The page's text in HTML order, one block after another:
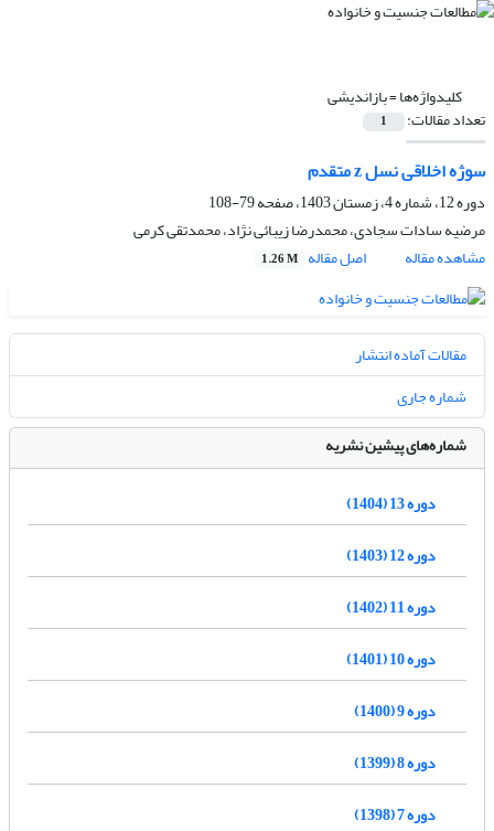
کلیدواژه‌ها =باز‌اندیشی
تعداد مقالات: 1
سوژه‌ اخلاقی نسل z متقدم
دوره 12، شماره 4، زمستان 1403، صفحه
79-108
مرضیه سادات سجادی، محمدرضا زیبائی نژاد، محمدتقی کرمی
مشاهده مقاله
اصل مقاله 1.26 M
مقالات آماده انتشار
شماره جاری
شماره‌های پیشین نشریه
دوره 13 (1404)
دوره 12 (1403)
دوره 11 (1402)
دوره 10 (1401)
دوره 9 (1400)
دوره 8 (1399)
دوره 7 (1398)